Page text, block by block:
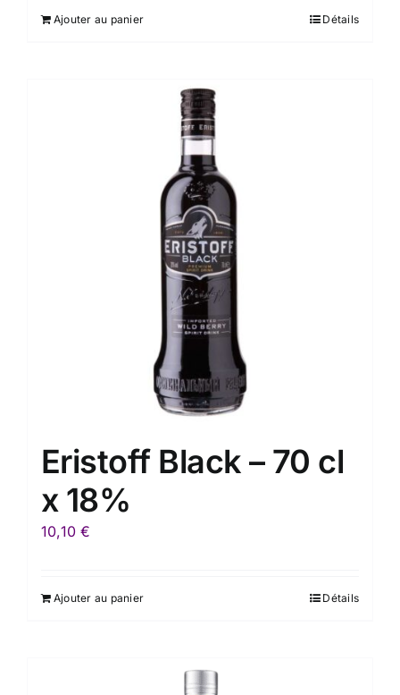
Ajouter au panier Détails
Eristoff Black – 70 cl
x 18%
10,10€
Ajouter au panier Détails